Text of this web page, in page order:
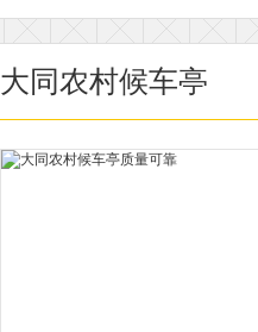
大同农村候车亭